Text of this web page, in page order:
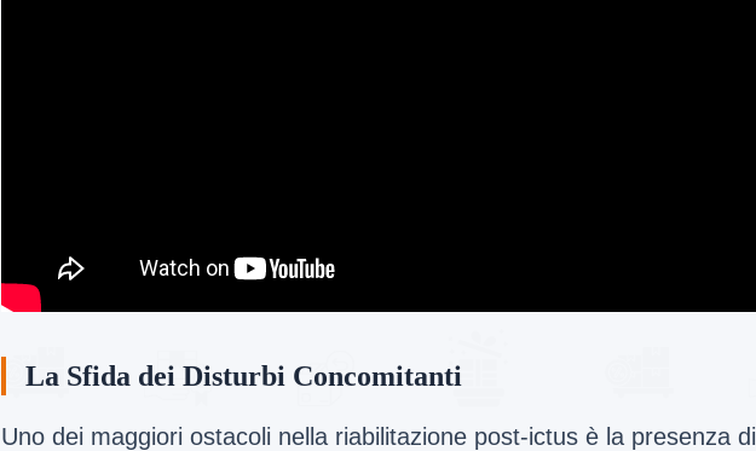
La Sfida dei Disturbi Concomitanti
Uno dei maggiori ostacoli nella riabilitazione post-ictus è la presenza di